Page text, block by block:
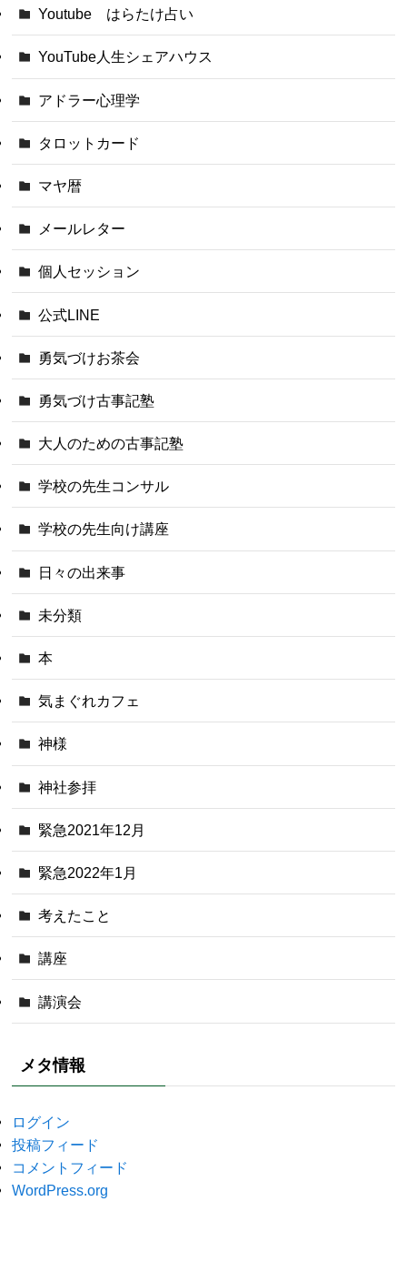
Youtube はらたけ占い
YouTube人生シェアハウス
アドラー心理学
タロットカード
マヤ暦
メールレター
個人セッション
公式LINE
勇気づけお茶会
勇気づけ古事記塾
大人のための古事記塾
学校の先生コンサル
学校の先生向け講座
日々の出来事
未分類
本
気まぐれカフェ
神様
神社参拝
緊急2021年12月
緊急2022年1月
考えたこと
講座
講演会
メタ情報
ログイン
投稿フィード
コメントフィード
WordPress.org